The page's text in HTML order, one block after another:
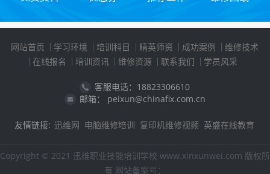
网站首页 学习环境 培训科目 精英师资 成功案例
维修技术
在线报名
培训资讯 维修资源 联系我们 学员风采
客服电话：18823306610
邮箱： peixun@chinafix.com.cn
友情链接: 迅维网 电脑维修培训 复印机维修视频 英盛在线教育
Copyright © 2021 迅维职业技能培训学校 www.xinxunwei.com 版权所
有 网站备案号：